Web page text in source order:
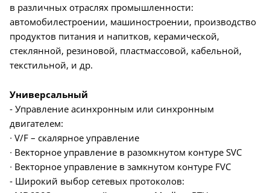
в различных отраслях промышленности:
автомобилестроении, машиностроении, производство
продуктов питания и напитков, керамической,
стеклянной, резиновой, пластмассовой, кабельной,
текстильной, и др.
Универсальный
- Управление асинхронным или синхронным
двигателем:
∙ V/F – скалярное управление
∙ Векторное управление в разомкнутом контуре SVC
∙ Векторное управление в замкнутом контуре FVC
- Широкий выбор сетевых протоколов: